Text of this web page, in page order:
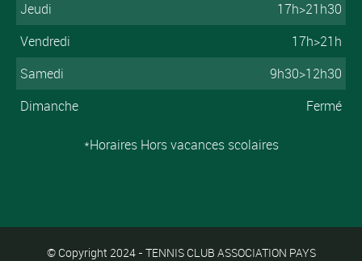
Jeudi
17h>21h30
Vendredi
17h>21h
Samedi
9h30>12h30
Dimanche
Fermé
*Horaires Hors vacances scolaires
© Copyright 2024 - TENNIS CLUB ASSOCIATION PAYS